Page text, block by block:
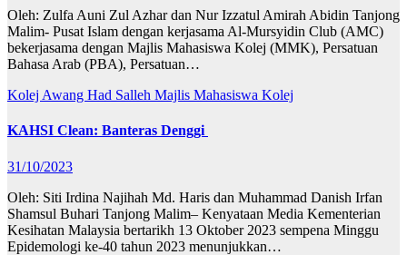
Oleh: Zulfa Auni Zul Azhar dan Nur Izzatul Amirah Abidin Tanjong
Malim- Pusat Islam dengan kerjasama Al-Mursyidin Club (AMC)
bekerjasama dengan Majlis Mahasiswa Kolej (MMK), Persatuan
Bahasa Arab (PBA), Persatuan…
Kolej Awang Had Salleh Majlis Mahasiswa Kolej
KAHSI Clean: Banteras Denggi
31/10/2023
Oleh: Siti Irdina Najihah Md. Haris dan Muhammad Danish Irfan
Shamsul Buhari Tanjong Malim– Kenyataan Media Kementerian
Kesihatan Malaysia bertarikh 13 Oktober 2023 sempena Minggu
Epidemologi ke-40 tahun 2023 menunjukkan…